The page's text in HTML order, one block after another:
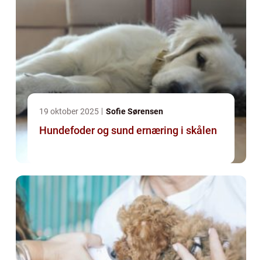
19 oktober 2025 Sofie Sørensen
Hundefoder og sund ernæring i skålen